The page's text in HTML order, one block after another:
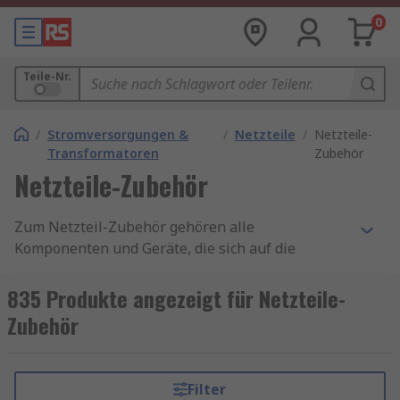
0
Teile-Nr.
/ Stromversorgungen &
Transformatoren
/ Netzteile / Netzteile-
Zubehör
Netzteile-Zubehör
Zum Netzteil-Zubehör gehören alle
Komponenten und Geräte, die sich auf die
für eine bestimmte Last beziehen. Dazu gehören
Steckersätze, Diodenmodule und Batteriemodule.
Netzteil-Zubehör ist in der Regel erforderlich,
oder um ein neues zu erstellen.
835 Produkte angezeigt für Netzteile-
Zubehör
Filter